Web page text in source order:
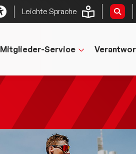
Leichte Sprache
Mitglieder-Service